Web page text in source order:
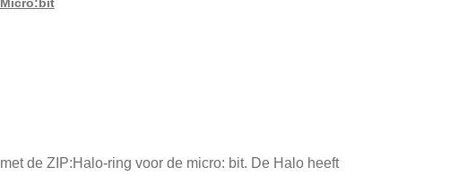
Micro:bit
de ZIP:Halo-ring voor de micro: bit. De Halo heeft